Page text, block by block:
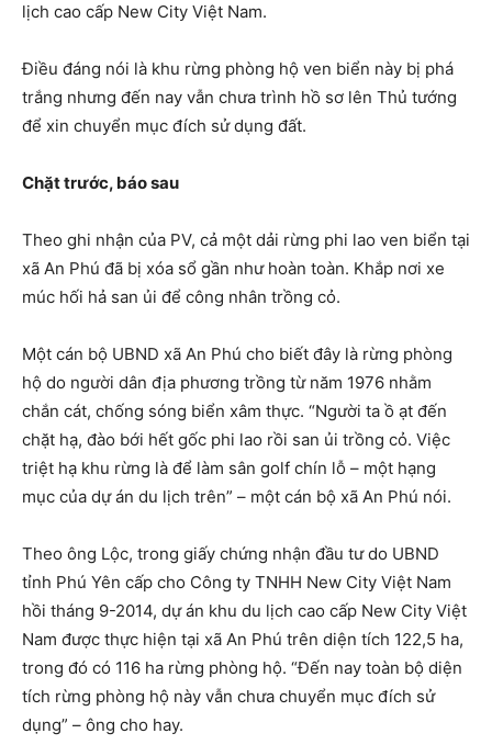
lịch cao cấp New City Việt Nam.
Điều đáng nói là khu rừng phòng hộ ven biển này bị phá
trắng nhưng đến nay vẫn chưa trình hồ sơ lên Thủ tướng
để xin chuyển mục đích sử dụng đất.
Chặt trước, báo sau
Theo ghi nhận của PV, cả một dải rừng phi lao ven biển tại
xã An Phú đã bị xóa sổ gần như hoàn toàn. Khắp nơi xe
múc hối hả san ủi để công nhân trồng cỏ.
Một cán bộ UBND xã An Phú cho biết đây là rừng phòng
hộ do người dân địa phương trồng từ năm 1976 nhằm
chắn cát, chống sóng biển xâm thực. “Người ta ồ ạt đến
chặt hạ, đào bới hết gốc phi lao rồi san ủi trồng cỏ. Việc
triệt hạ khu rừng là để làm sân golf chín lỗ – một hạng
mục của dự án du lịch trên” – một cán bộ xã An Phú nói.
Theo ông Lộc, trong giấy chứng nhận đầu tư do UBND
tỉnh Phú Yên cấp cho Công ty TNHH New City Việt Nam
hồi tháng 9-2014, dự án khu du lịch cao cấp New City Việt
Nam được thực hiện tại xã An Phú trên diện tích 122,5 ha,
trong đó có 116 ha rừng phòng hộ. “Đến nay toàn bộ diện
tích rừng phòng hộ này vẫn chưa chuyển mục đích sử
dụng” – ông cho hay.